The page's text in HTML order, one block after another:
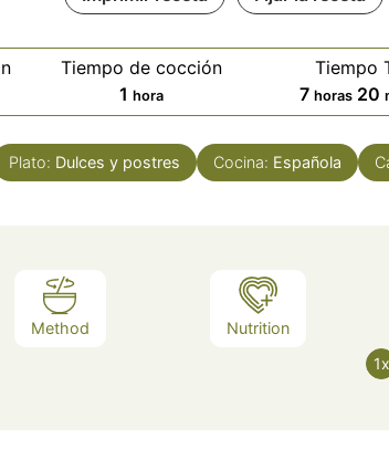
Tiempo de cocción
1 hora
hora
Tiempo
7horas
horas 20
Plato: Dulces y postres Cocina: Española
Method Nutrition
1x